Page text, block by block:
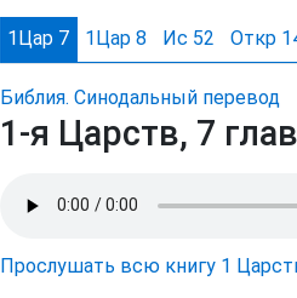
1Цар 7 1Цар 8 Ис 52 Откр
Библия. Синодальный перевод
1-я Царств, 7
Прослушать всю книгу 1